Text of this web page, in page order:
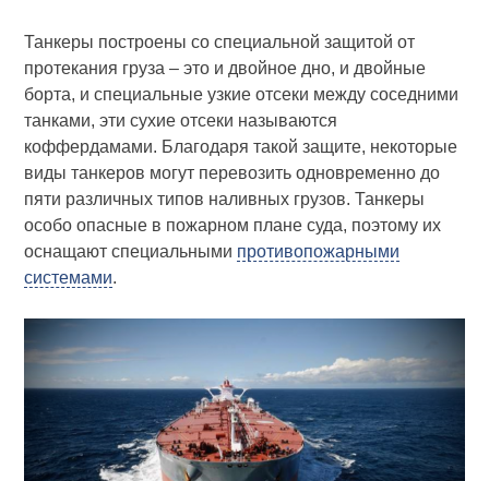
Танкеры построены со специальной защитой от
протекания груза – это и двойное дно, и двойные
борта, и специальные узкие отсеки между соседними
танками, эти сухие отсеки называются
коффердамами. Благодаря такой защите, некоторые
виды танкеров могут перевозить одновременно до
пяти различных типов наливных грузов. Танкеры
особо опасные в пожарном плане суда, поэтому их
оснащают специальными противопожарными
системами.